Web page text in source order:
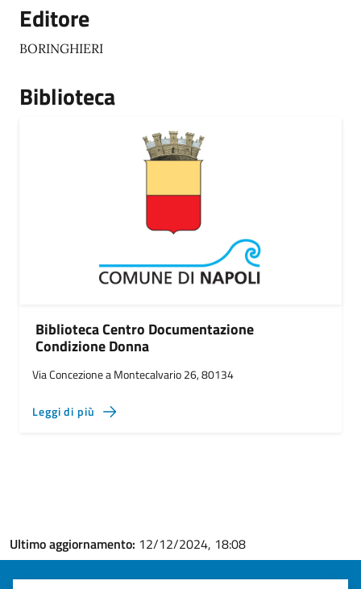
Editore
BORINGHIERI
Biblioteca
Biblioteca Centro Documentazione
Condizione Donna
Via Concezione a Montecalvario 26, 80134
Leggi di più
Ultimo aggiornamento: 12/12/2024, 18:08